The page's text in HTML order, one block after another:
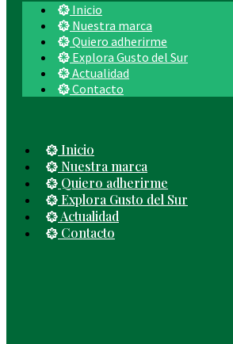
Inicio
Nuestra marca
Quiero adherirme
Explora Gusto del Sur
Actualidad
Contacto
Inicio
Nuestra marca
Quiero adherirme
Explora Gusto del Sur
Actualidad
Contacto